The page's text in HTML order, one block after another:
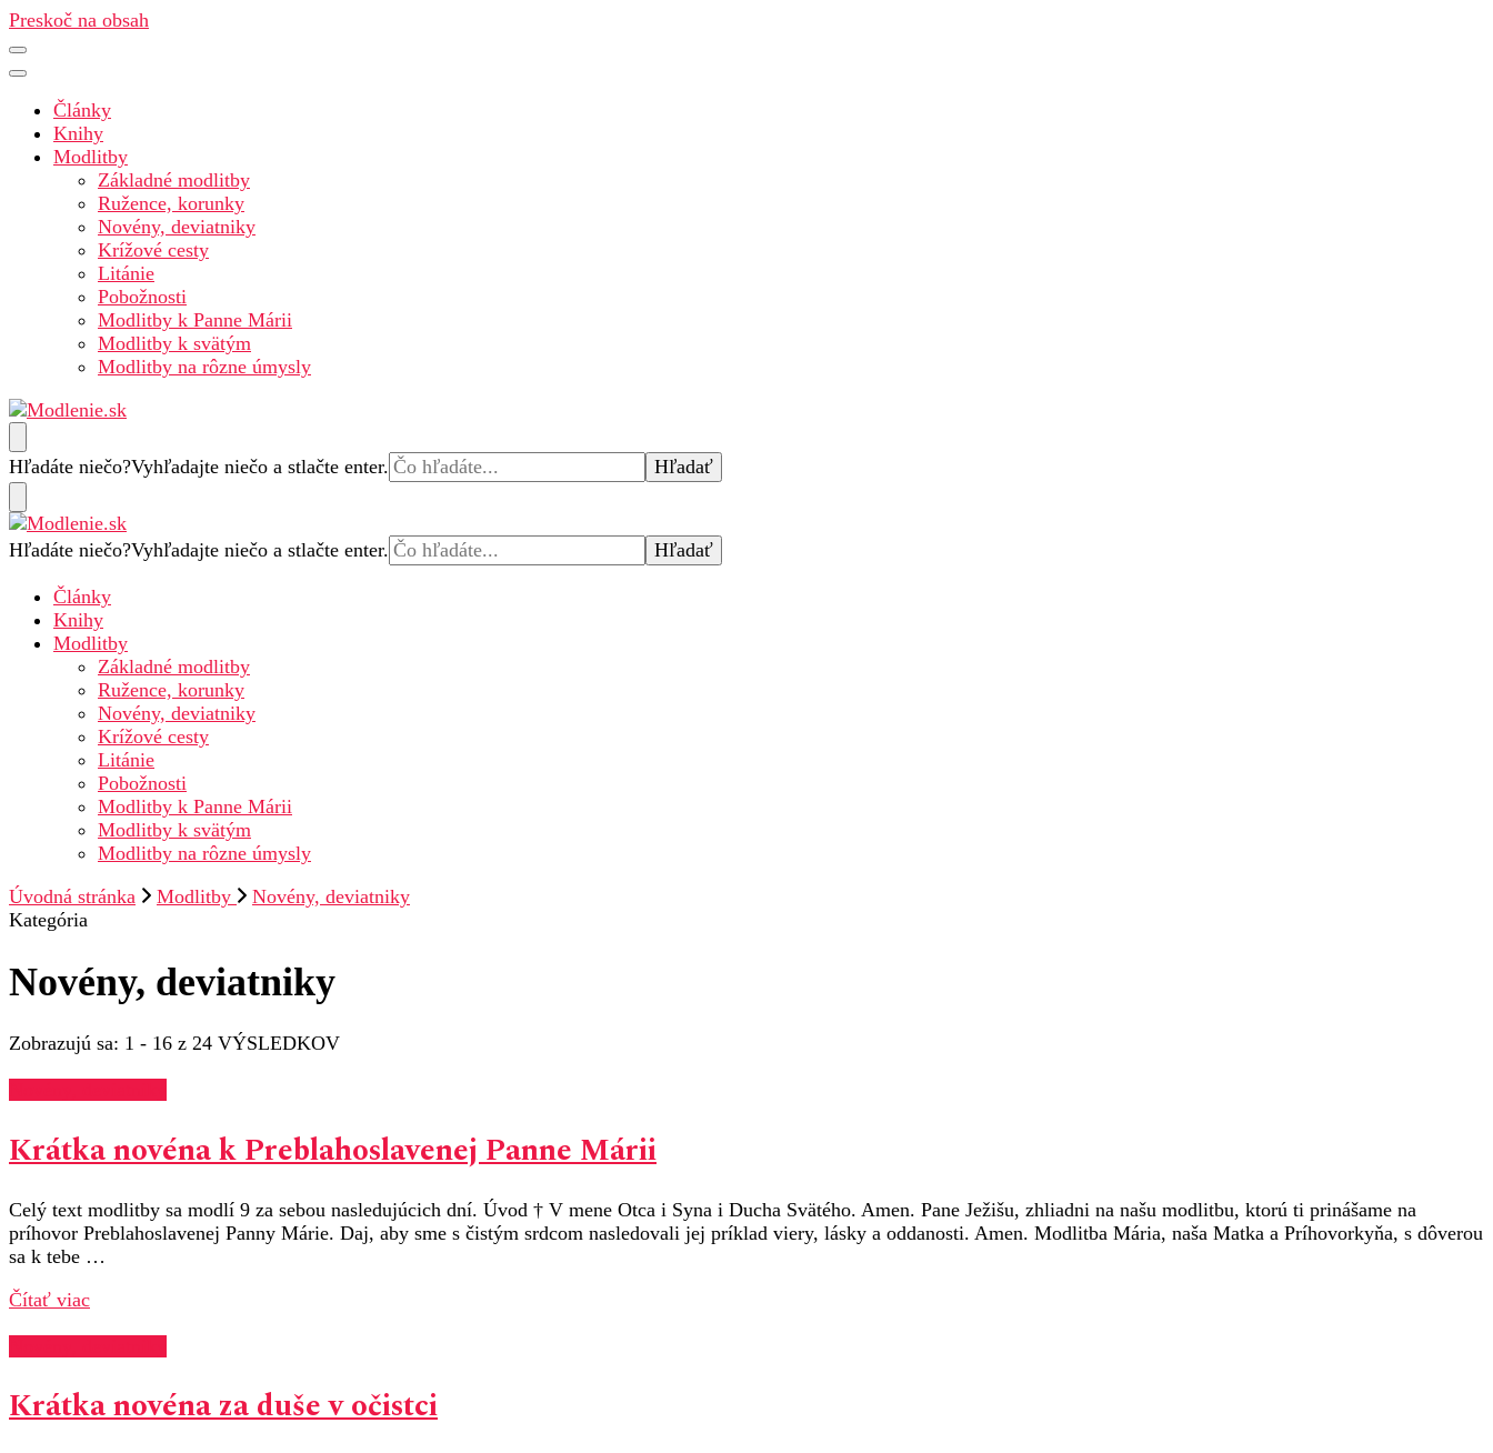
Preskoč na obsah
Články
Knihy
Modlitby
Základné modlitby
Ružence, korunky
Novény, deviatniky
Krížové cesty
Litánie
Pobožnosti
Modlitby k Panne Márii
Modlitby k svätým
Modlitby na rôzne úmysly
Modlenie.sk – modlitba online
Hľadáte niečo?Vyhľadajte niečo a stlačte enter.
Modlenie.sk – modlitba online
Hľadáte niečo?Vyhľadajte niečo a stlačte enter.
Články
Knihy
Modlitby
Základné modlitby
Ružence, korunky
Novény, deviatniky
Krížové cesty
Litánie
Pobožnosti
Modlitby k Panne Márii
Modlitby k svätým
Modlitby na rôzne úmysly
Úvodná stránka
Modlitby
Novény, deviatniky
Kategória
Novény, deviatniky
Zobrazujú sa: 1 - 16 z 24 VÝSLEDKOV
Krátka novéna k Preblahoslavenej Panne Márii
Celý text modlitby sa modlí 9 za sebou nasledujúcich dní. Úvod † V mene Otca i Syna i Ducha Svätého. Amen. Pane Ježišu, zhliadni na našu modlitbu, ktorú ti prinášame na
príhovor Preblahoslavenej Panny Márie. Daj, aby sme s čistým srdcom nasledovali jej príklad viery, lásky a oddanosti. Amen. Modlitba Mária, naša Matka a Príhovorkyňa, s dôverou
sa k tebe …
Čítať viac
Krátka novéna za duše v očistci